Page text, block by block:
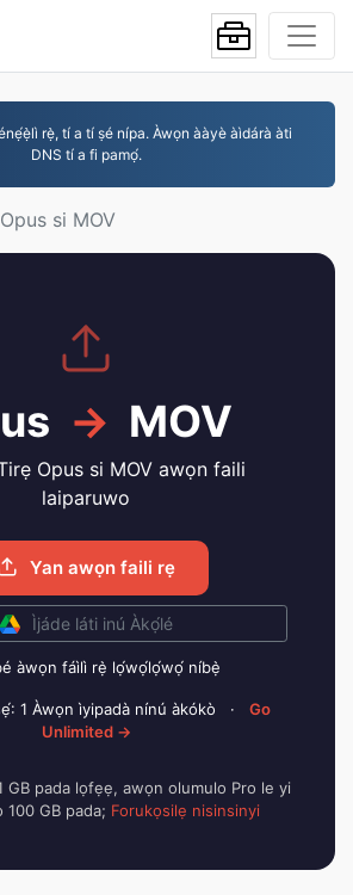
rẹ̀, tí a tí ṣé nípa. Àwọn ààyè àìdárà àti
DNS tí a fi pamọ́.
Opus si MOV
→ MOV
Opus si MOV awọn faili
laiparuwo
Yan awọn faili rẹ
Ìjáde láti inú Àkọ́lé
àwọn fáìlì rẹ̀ lọ́wọ́lọ́wọ́ níbẹ̀
1 Àwọn ìyipadà nínú àkókò ·
Go
Unlimited →
GB pada lọfẹẹ, awọn olumulo Pro le yi
GB pada; Forukọsilẹ nisinsinyi